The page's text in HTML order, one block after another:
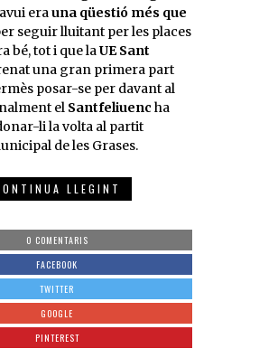
erauna qüestió més que
seguir lluitant per les places
bé, tot i que laUE Sant
una gran primera part
posar-se per davant al
el Santfeliuenc ha
li la volta al partit
de les Grases.
LLEGINT
0 COMENTARIS
FACEBOOK
TWITTER
GOOGLE
PINTEREST